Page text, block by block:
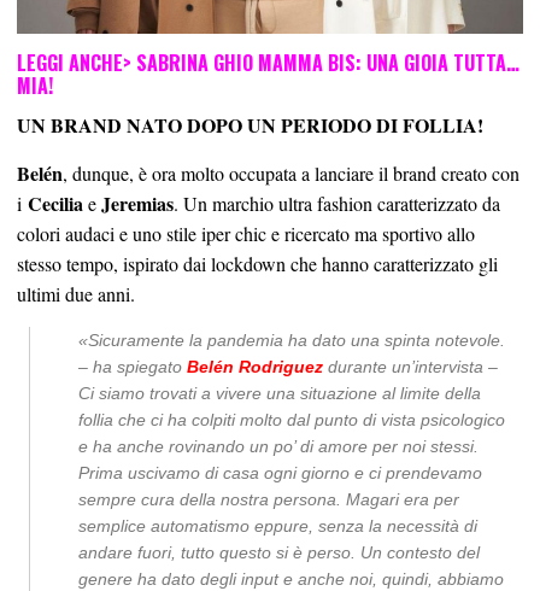
LEGGI ANCHE> SABRINA GHIO MAMMA BIS: UNA GIOIA TUTTA…
MIA!
UN BRAND NATO DOPO UN PERIODO DI FOLLIA!
Belén, dunque, è ora molto occupata a lanciare il brand creato con
i CeciliaeJeremias. Un marchio ultra fashion caratterizzato da
colori audaci e uno stile iper chic e ricercato ma sportivo allo
stesso tempo, ispirato dai lockdown che hanno caratterizzato gli
ultimi due anni.
«Sicuramente la pandemia ha dato una spinta notevole.
– ha spiegato Belén Rodriguez durante un’intervista –
Ci siamo trovati a vivere una situazione al limite della
follia che ci ha colpiti molto dal punto di vista psicologico
e ha anche rovinando un po’ di amore per noi stessi.
Prima uscivamo di casa ogni giorno e ci prendevamo
sempre cura della nostra persona. Magari era per
semplice automatismo eppure, senza la necessità di
andare fuori, tutto questo si è perso. Un contesto del
genere ha dato degli input e anche noi, quindi, abbiamo